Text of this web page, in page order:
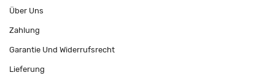
Über Uns
Zahlung
Garantie Und Widerrufsrecht
Lieferung